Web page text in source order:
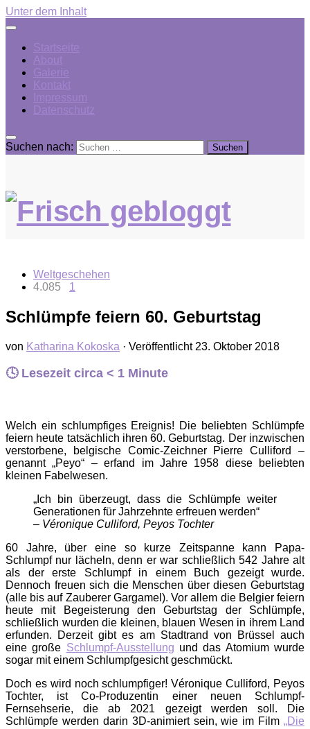
Unter dem Inhalt
Startseite
About
Galerie
Kontakt
Impressum
Datenschutz
Suchen nach:
Weltgeschehen
4.085 1
Schlümpfe feiern 60. Geburtstag
von Katharina Kokoska · Veröffentlicht 23. Oktober 2018
🕓 Lesezeit circa < 1 Minute
Welch ein schlumpfiges Ereignis! Die beliebten Schlümpfe
feiern heute tatsächlich ihren 60. Geburtstag. Der inzwischen
verstorbene, belgische Comic-Zeichner Pierre Culliford –
genannt „Peyo“ – erfand im Jahre 1958 diese beliebten
kleinen Fabelwesen.
„Ich bin überzeugt, dass die Schlümpfe weiter
Generationen für Jahrzehnte erfreuen werden“
– Véronique Culliford, Peyos Tochter
60 Jahre, über eine so kurze Zeitspanne kann Papa-
Schlumpf nur lächeln, denn er war schließlich 542 Jahre alt
als der erste Schlumpf in einem Buch gezeigt wurde.
Dennoch freuen sich die Menschen über diesen Geburtstag
(alle bis auf Zauberer Gargamel). Vor allem die Belgier feiern
heute mit Begeisterung den Geburtstag der Schlümpfe,
schließlich wurden die kleinen, blauen Wesen in ihrem Land
erfunden. Derzeit gibt es am Stadtrand von Brüssel auch
eine große Schlumpf-Ausstellung und das Atomium wurde
sogar mit einem Schlumpfgesicht geschmückt.
Doch es wird noch schlumpfiger! Véronique Culliford, Peyos
Tochter, ist Co-Produzentin einer neuen Schlumpf-
Fernsehserie, die ab 2021 gezeigt werden soll. Die
Schlümpfe werden darin 3D-animiert sein, wie im Film „Die